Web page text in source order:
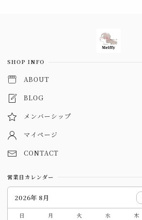
SHOP INFO
ABOUT
BLOG
メンバーシップ
マイページ
CONTACT
営業日カレンダー
2026年 8月
日 月 火 水 木